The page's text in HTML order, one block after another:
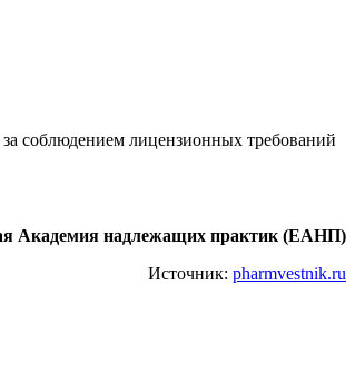
соблюдением лицензионных требований
Академия надлежащих практик (ЕАНП)
Источник: pharmvestnik.ru